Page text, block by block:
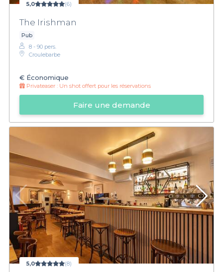
5,0 (6)
The Irishman
Pub
8 - 90 pers.
Croulebarbe
€ Économique
Privateaser : Un shot offert pour les réservations
Faire une demande
5,0 (8)